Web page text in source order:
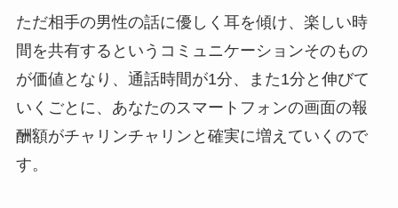
ただ相手の男性の話に優しく耳を傾け、楽しい時
間を共有するというコミュニケーションそのもの
が価値となり、通話時間が1分、また1分と伸びて
いくごとに、あなたのスマートフォンの画面の報
酬額がチャリンチャリンと確実に増えていくので
す。